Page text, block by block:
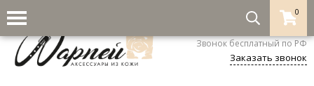
0
8-800-333-5530
Звонок бесплатный по РФ
Заказать звонок